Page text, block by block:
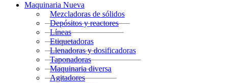
Maquinaria Nueva
Mezcladoras de sólidos
Depósitos y reactores
Líneas
Etiquetadoras
Llenadoras y dosificadoras
Taponadoras
Maquinaria diversa
Agitadores